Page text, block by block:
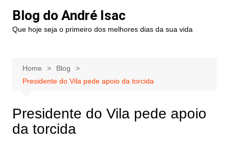
Blog do André Isac
Que hoje seja o primeiro dos melhores dias da sua vida
Home
Blog
Presidente do Vila pede apoio da torcida
Presidente do Vila pede apoio
da torcida